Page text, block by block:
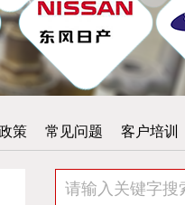
策 常见问题 客户培训